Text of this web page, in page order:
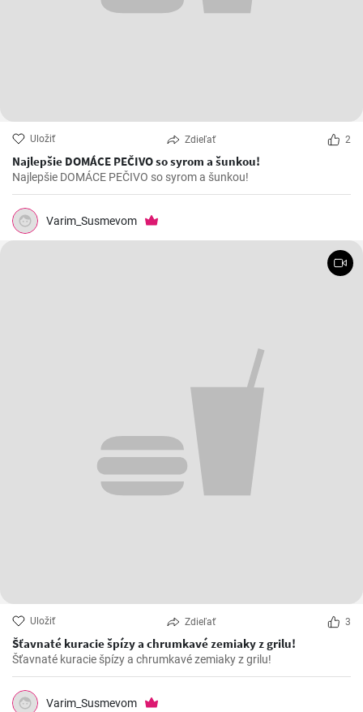
Uložiť Zdieľať 2
Najlepšie DOMÁCE PEČIVO so syrom a šunkou!
Najlepšie DOMÁCE PEČIVO so syrom a šunkou!
Varim_Susmevom
Uložiť Zdieľať 3
Šťavnaté kuracie špízy a chrumkavé zemiaky z grilu!
Šťavnaté kuracie špízy a chrumkavé zemiaky z grilu!
Varim_Susmevom